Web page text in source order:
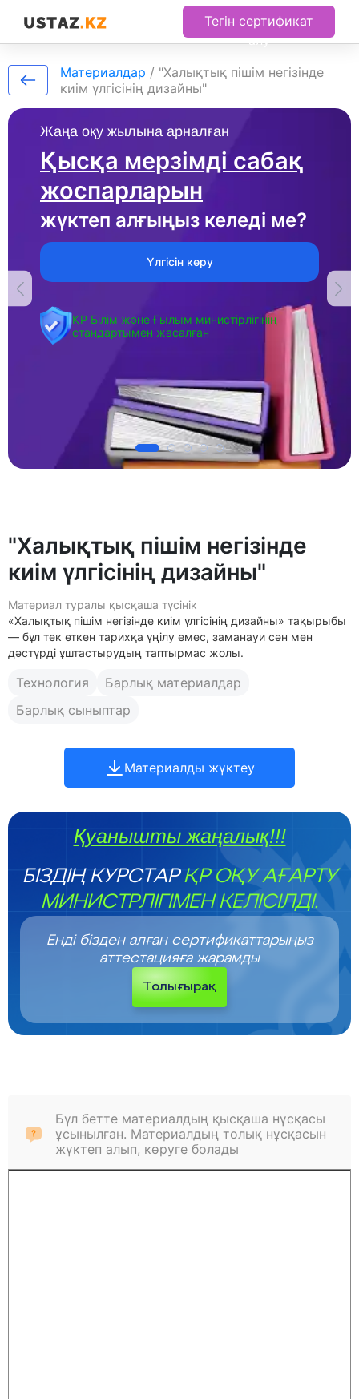
Тегін сертификат
алу
Жаңа оқу жылына арналған
Қысқа мерзімді сабақ
жоспарларын
жүктеп алғыңыз келеді ме?
Үлгісін көру
ҚР Білім және Ғылым министірлігінің
стандартымен жасалған
Материалдар / "Халықтық пішім негізінде
киім үлгісінің дизайны"
"Халықтық пішім негізінде
киім үлгісінің дизайны"
Материал туралы қысқаша түсінік
«Халықтық пішім негізінде киім үлгісінің дизайны» тақырыбы
— бұл тек өткен тарихқа үңілу емес, заманауи сән мен
дәстүрді ұштастырудың таптырмас жолы.
Технология
Барлық материалдар
Барлық сыныптар
Материалды жүктеу
Қуанышты жаңалық!!!
БІЗДІҢ КУРСТАРҚР ОҚУ АҒАРТУ
МИНИСТРЛІГІМЕН КЕЛІСІЛДІ.
Енді бізден алған сертификаттарыңыз
аттестацияға жарамды
Толығырақ
Бұл бетте материалдың қысқаша нұсқасы
ұсынылған. Материалдың толық нұсқасын
жүктеп алып, көруге болады